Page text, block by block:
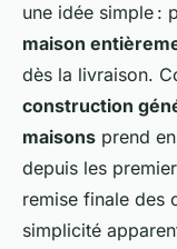
une idée simple :
maison
dès la livraison.
construction
maisons prend
depuis les
remise finale des
simplicité